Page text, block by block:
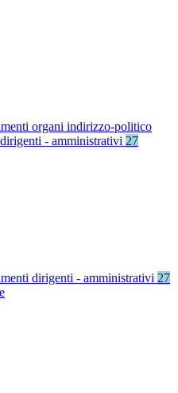
organi indirizzo-politico
- amministrativi 27
dirigenti - amministrativi 27